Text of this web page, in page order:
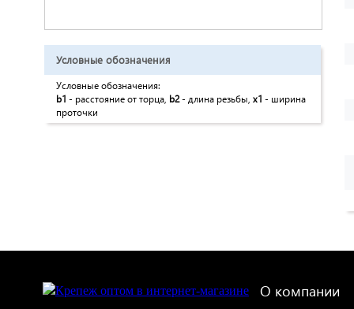
Условные обозначения
Условные обозначения:
b1 - расстояние от торца, b2- длина резьбы, x1 - ширина
проточки
О компании